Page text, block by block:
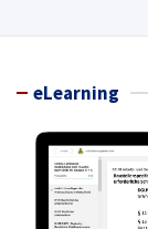
eLearning